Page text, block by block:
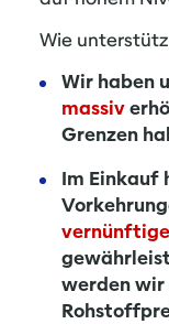
Wie
Wir haben
massiv
Grenzen
Im Einkauf
werden